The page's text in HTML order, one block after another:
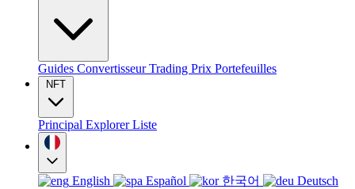
Guides ConvertisseurTrading Prix Portefeuilles
NFT
Principal ExplorerListe
English Español 한국어
Deutsch